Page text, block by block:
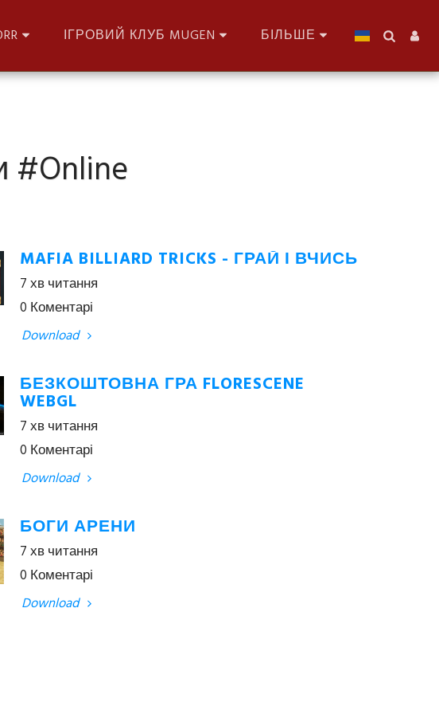
ІГРОВИЙ КЛУБ MUGEN БІЛЬШЕ
#online
MAFIA BILLIARD TRICKS - ГРАЙ І ВЧИСЬ
7 хв читання
0 Коментарі
Download
БЕЗКОШТОВНА ГРА FLORESCENE
WEBGL
7 хв читання
0 Коментарі
Download
БОГИ АРЕНИ
7 хв читання
0 Коментарі
Download